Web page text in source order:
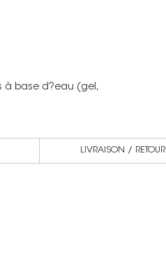
à base d?eau (gel,
LIVRAISON / RETOUR